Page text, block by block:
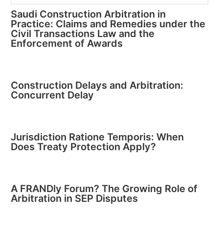
Saudi Construction Arbitration in
Practice: Claims and Remedies under the
Civil Transactions Law and the
Enforcement of Awards
Construction Delays and Arbitration:
Concurrent Delay
Jurisdiction Ratione Temporis: When
Does Treaty Protection Apply?
A FRANDly Forum? The Growing Role of
Arbitration in SEP Disputes